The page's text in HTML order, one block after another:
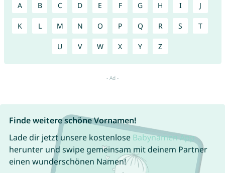
A B C D E F G H I J
K L M N O P Q R S T
U V W X Y Z
Finde weitere schöne Vornamen!
Lade dir jetzt unsere kostenlose Babynamen App
herunter und swipe gemeinsam mit deinem Partner
einen wunderschönen Namen!